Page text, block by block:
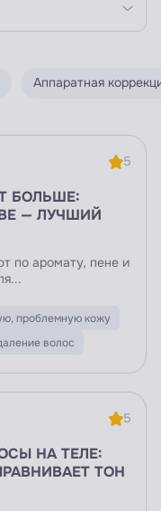
Аппаратная
5
БОЛЬШЕ:
— ЛУЧШИЙ
по аромату, пене и
проблемную кожу
волос
5
НА ТЕЛЕ:
ТОН